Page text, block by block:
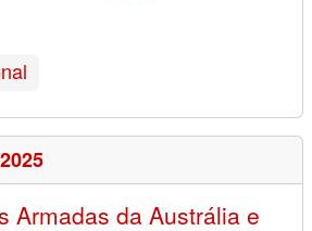
Armadas da Austrália e